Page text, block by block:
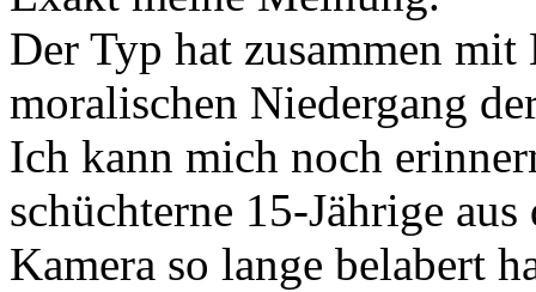
Der Typ hat zusammen
moralischen Niedergang
Ich kann mich noch
schüchterne 15-Jährige
Kamera so lange belabert